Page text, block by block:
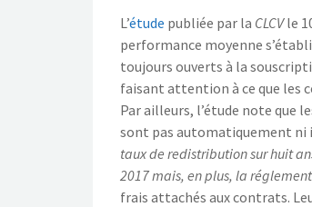
L’étude publiée par la CLCVle
performance moyenne
toujours ouverts à la
faisant attention à ce que les
Par ailleurs, l’étude note que
sont pas automatiquement ni
taux de redistribution sur huit
2017 mais, en plus, la
frais attachés aux contrats.